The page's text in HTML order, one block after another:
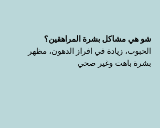
شو هي مشاكل بشرة المراهقين؟
الحبوب، زيادة في افراز الدهون، مظهر
بشرة باهت وغير صحي